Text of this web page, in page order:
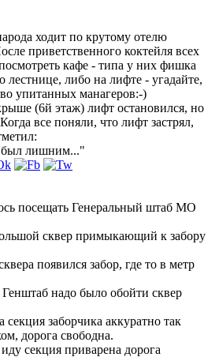
ходит по крутому отелю
приветственного коктейля всех
кафе - типа у них фишка
лестнице, либо на лифте - угадайте,
упитанных манагеров:-)
(6й этаж) лифт остановился, но
все поняли, что лифт застрял,
был лишним..."
посещать Генеральный штаб МО
сквер примыкающий к забору
появился забор, где то в метр
надо было обойти сквер
заборчика аккуратно так
дорога свободна.
секция приварена дорога